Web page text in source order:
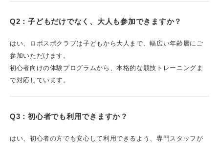
Q2：子どもだけでなく、大人も参加できますか？
はい、ロボスポクラブは子どもから大人まで、幅広い年齢層にご
参加いただけます。
初心者向けの体験プログラムから、本格的な競技トレーニングま
で対応しています。
Q3：初心者でも利用できますか？
はい、初心者の方でも安心して利用できるよう、専門スタッフが